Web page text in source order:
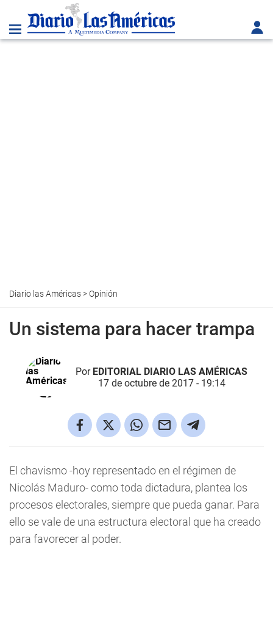
Diario las Américas>Opinión
Un sistema para hacer trampa
Por EDITORIAL DIARIO LAS AMÉRICAS
17 de octubre de 2017 - 19:14
El chavismo -hoy representado en el régimen de
Nicolás Maduro- como toda dictadura, plantea los
procesos electorales, siempre que pueda ganar. Para
ello se vale de una estructura electoral que ha creado
para favorecer al poder.